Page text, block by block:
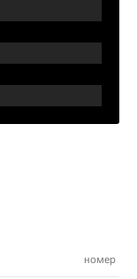
номер